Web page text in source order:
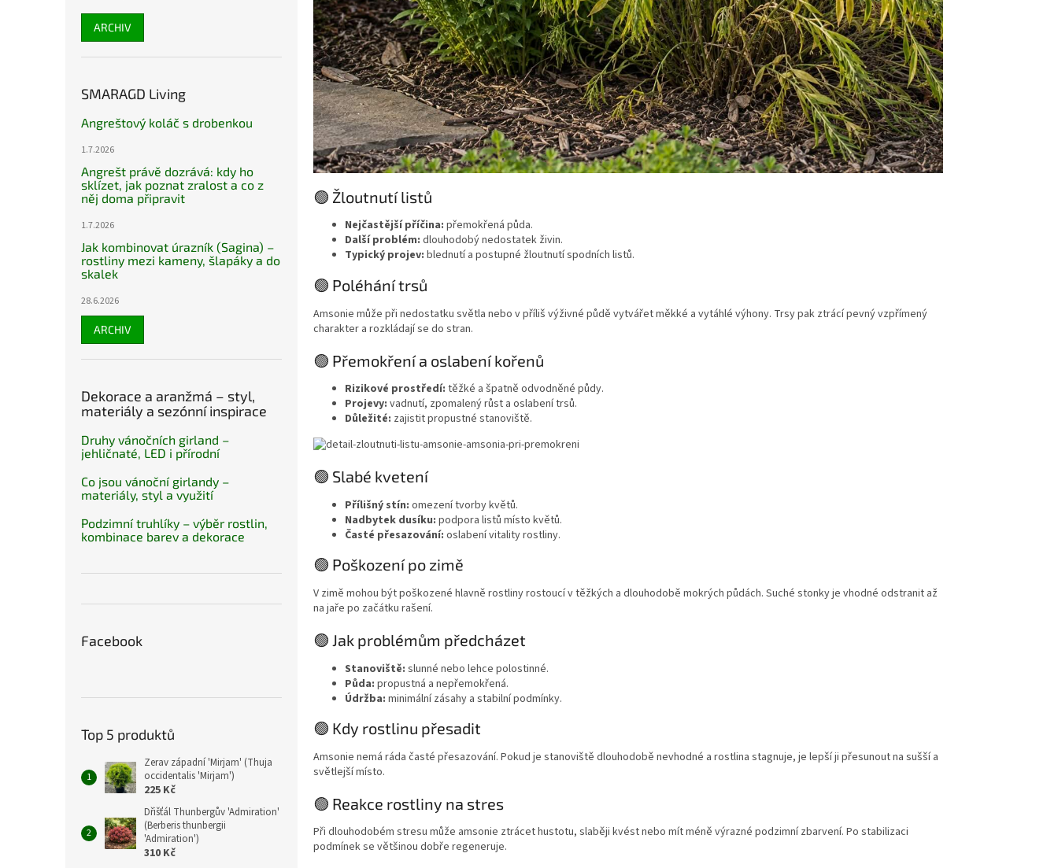
ARCHIV
SMARAGD Living
Angreštový koláč s drobenkou
1.7.2026
Angrešt právě dozrává: kdy ho
sklízet, jak poznat zralost a co z
něj doma připravit
1.7.2026
Jak kombinovat úrazník (Sagina) –
rostliny mezi kameny, šlapáky a do
skalek
28.6.2026
ARCHIV
Dekorace a aranžmá – styl,
materiály a sezónní inspirace
Druhy vánočních girland –
jehličnaté, LED i přírodní
Co jsou vánoční girlandy –
materiály, styl a využití
Podzimní truhlíky – výběr rostlin,
kombinace barev a dekorace
Facebook
Top 5 produktů
Zerav západní 'Mirjam' (Thuja
occidentalis 'Mirjam')
225 Kč
Dřišťál Thunbergův 'Admiration'
(Berberis thunbergii
'Admiration')
310 Kč
🟢 Žloutnutí listů
Nejčastější příčina: přemokřená půda.
Další problém: dlouhodobý nedostatek živin.
Typický projev: blednutí a postupné žloutnutí spodních listů.
🟢 Poléhání trsů
Amsonie může při nedostatku světla nebo v příliš výživné půdě vytvářet měkké a vytáhlé výhony. Trsy pak ztrácí pevný vzpřímený
charakter a rozkládají se do stran.
🟢 Přemokření a oslabení kořenů
Rizikové prostředí: těžké a špatně odvodněné půdy.
Projevy: vadnutí, zpomalený růst a oslabení trsů.
Důležité: zajistit propustné stanoviště.
🟢 Slabé kvetení
Přílišný stín: omezení tvorby květů.
Nadbytek dusíku: podpora listů místo květů.
Časté přesazování: oslabení vitality rostliny.
🟢 Poškození po zimě
V zimě mohou být poškozené hlavně rostliny rostoucí v těžkých a dlouhodobě mokrých půdách. Suché stonky je vhodné odstranit až
na jaře po začátku rašení.
🟢 Jak problémům předcházet
Stanoviště: slunné nebo lehce polostinné.
Půda: propustná a nepřemokřená.
Údržba: minimální zásahy a stabilní podmínky.
🟢 Kdy rostlinu přesadit
Amsonie nemá ráda časté přesazování. Pokud je stanoviště dlouhodobě nevhodné a rostlina stagnuje, je lepší ji přesunout na sušší a
světlejší místo.
🟢 Reakce rostliny na stres
Při dlouhodobém stresu může amsonie ztrácet hustotu, slaběji kvést nebo mít méně výrazné podzimní zbarvení. Po stabilizaci
podmínek se většinou dobře regeneruje.